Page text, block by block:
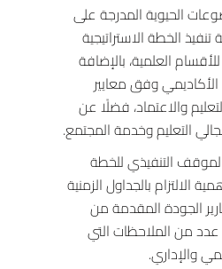
الحيوية المدرجة على
الخطة الاستراتيجية
العلمية، بالإضافة
وفق معايير
والاعتماد، فضلًا عن
التعليم وخدمة المجتمع.
التنفيذي للخطة
الالتزام بالجداول الزمنية
الجودة المقدمة من
من الملاحظات التي
والإداري.